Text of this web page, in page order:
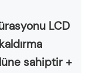
LCD
sahiptir +